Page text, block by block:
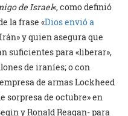
de Israel«, como definió
la frase «Dios envió a
y quien asegura que
suficientes para «liberar»,
de iraníes; o con
de armas Lockheed
sorpresa de octubre» en
y Ronald Reagan- para